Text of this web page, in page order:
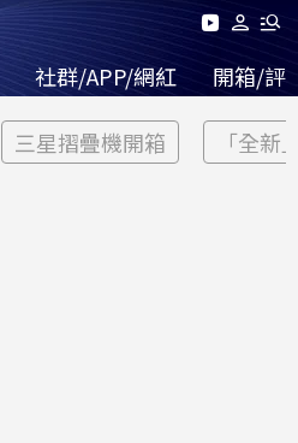
社群/APP/網紅 開箱/評
三星摺疊機開箱 「全新